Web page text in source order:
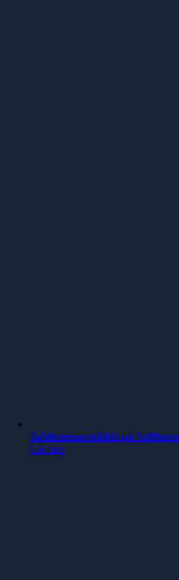
Jubileumsanställda på
Läs mer